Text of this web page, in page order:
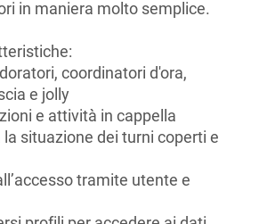
in maniera molto semplice.
coordinatori d'ora,
e jolly
e attività in cappella
situazione dei turni coperti e
tramite utente e